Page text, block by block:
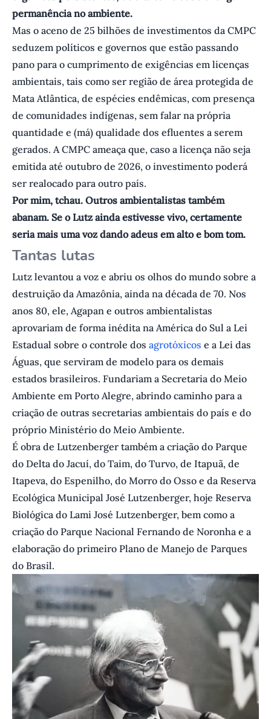
permanência no ambiente.
Mas o aceno de 25 bilhões de investimentos da CMPC
seduzem políticos e governos que estão passando
pano para o cumprimento de exigências em licenças
ambientais, tais como ser região de área protegida de
Mata Atlântica, de espécies endêmicas, com presença
de comunidades indígenas, sem falar na própria
quantidade e (má) qualidade dos efluentes a serem
gerados. A CMPC ameaça que, caso a licença não seja
emitida até outubro de 2026, o investimento poderá
ser realocado para outro país.
Por mim, tchau. Outros ambientalistas também
abanam. Se o Lutz ainda estivesse vivo, certamente
seria mais uma voz dando adeus em alto e bom tom.
Tantas lutas
Lutz levantou a voz e abriu os olhos do mundo sobre a
destruição da Amazônia, ainda na década de 70. Nos
anos 80, ele, Agapan e outros ambientalistas
aprovariam de forma inédita na América do Sul a Lei
Estadual sobre o controle dos agrotóxicos e a Lei das
Águas, que serviram de modelo para os demais
estados brasileiros. Fundariam a Secretaria do Meio
Ambiente em Porto Alegre, abrindo caminho para a
criação de outras secretarias ambientais do país e do
próprio Ministério do Meio Ambiente.
É obra de Lutzenberger também a criação do Parque
do Delta do Jacuí, do Taim, do Turvo, de Itapuã, de
Itapeva, do Espenilho, do Morro do Osso e da Reserva
Ecológica Municipal José Lutzenberger, hoje Reserva
Biológica do Lami José Lutzenberger, bem como a
criação do Parque Nacional Fernando de Noronha e a
elaboração do primeiro Plano de Manejo de Parques
do Brasil.